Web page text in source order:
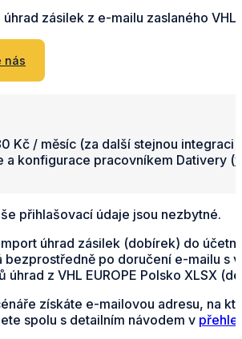
zásilek z e-mailu zaslaného
nás
Kč / měsíc (za další stejnou integraci
a konfigurace pracovníkem Dativery (
přihlašovací údaje jsou nezbytné.
úhrad zásilek (dobírek) do
bezprostředně po doručení e-mailu s
úhrad z VHL EUROPE Polsko XLSX
získáte e-mailovou adresu, na
spolu s detailním návodem v